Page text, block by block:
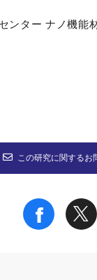
ター ナノ機能
この研究に関するお